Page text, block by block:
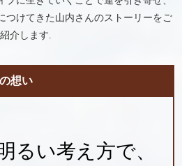
つけてきた山内さんのストーリーをご
紹介します.
想い
るい考え方で、